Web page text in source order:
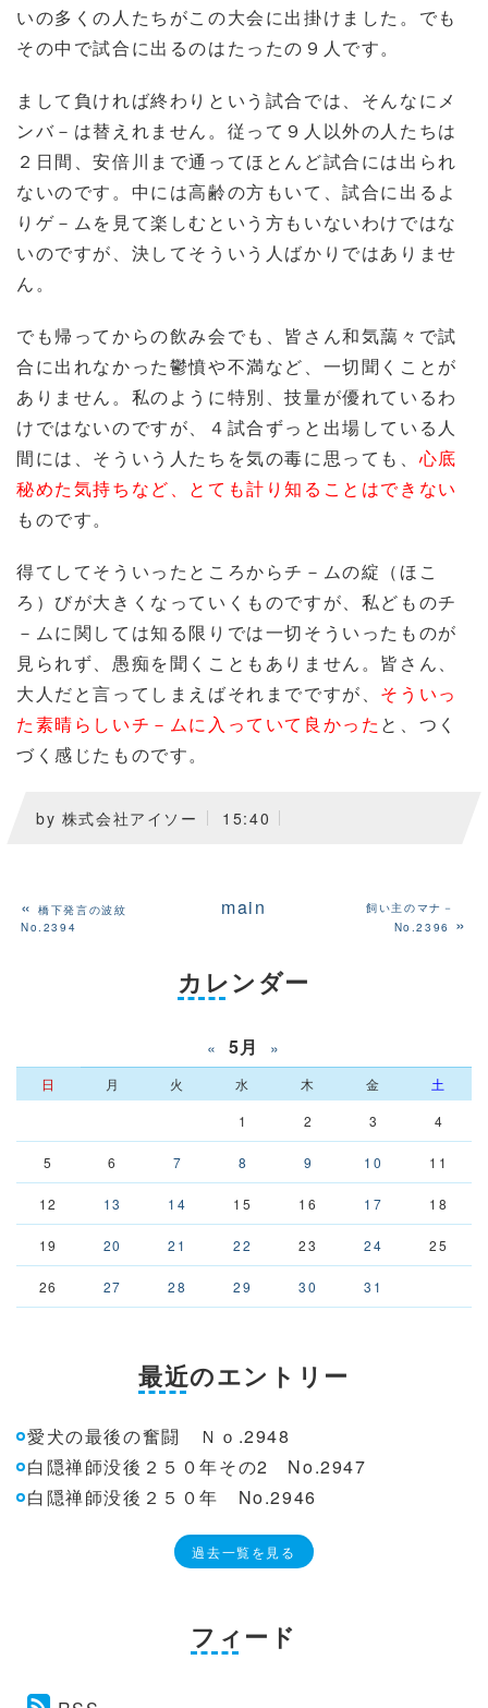
いの多くの人たちがこの大会に出掛けました。でも
その中で試合に出るのはたったの９人です。
まして負ければ終わりという試合では、そんなにメ
ンバ－は替えれません。従って９人以外の人たちは
２日間、安倍川まで通ってほとんど試合には出られ
ないのです。中には高齢の方もいて、試合に出るよ
りゲ－ムを見て楽しむという方もいないわけではな
いのですが、決してそういう人ばかりではありませ
ん。
でも帰ってからの飲み会でも、皆さん和気藹々で試
合に出れなかった鬱憤や不満など、一切聞くことが
ありません。私のように特別、技量が優れているわ
けではないのですが、４試合ずっと出場している人
間には、そういう人たちを気の毒に思っても、 心底
秘めた気持ちなど、とても計り知ることはできない
ものです。
得てしてそういったところからチ－ムの綻（ほこ
ろ）びが大きくなっていくものですが、私どものチ
－ムに関しては知る限りでは一切そういったものが
見られず、愚痴を聞くこともありません。皆さん、
大人だと言ってしまえばそれまでですが、 そういっ
た素晴らしいチ－ムに入っていて良かった と、つく
づく感じたものです。
by 株式会社アイソー 15:40
«橋下発言の波紋
No.2394
main
飼い主のマナ－
No.2396
»
カレンダー
« 5月 »
日 月 火 水 木 金
土
1
2 3 4
5 6 7 8 9 10 11
12 13 14 15 16 17 18
19 20 21 22 23 24 25
26 27 28 29 30 31
最近のエントリー
愛犬の最後の奮闘 Ｎｏ.2948
白隠禅師没後２５０年その2 No.2947
白隠禅師没後２５０年 No.2946
過去一覧を見る
フィード